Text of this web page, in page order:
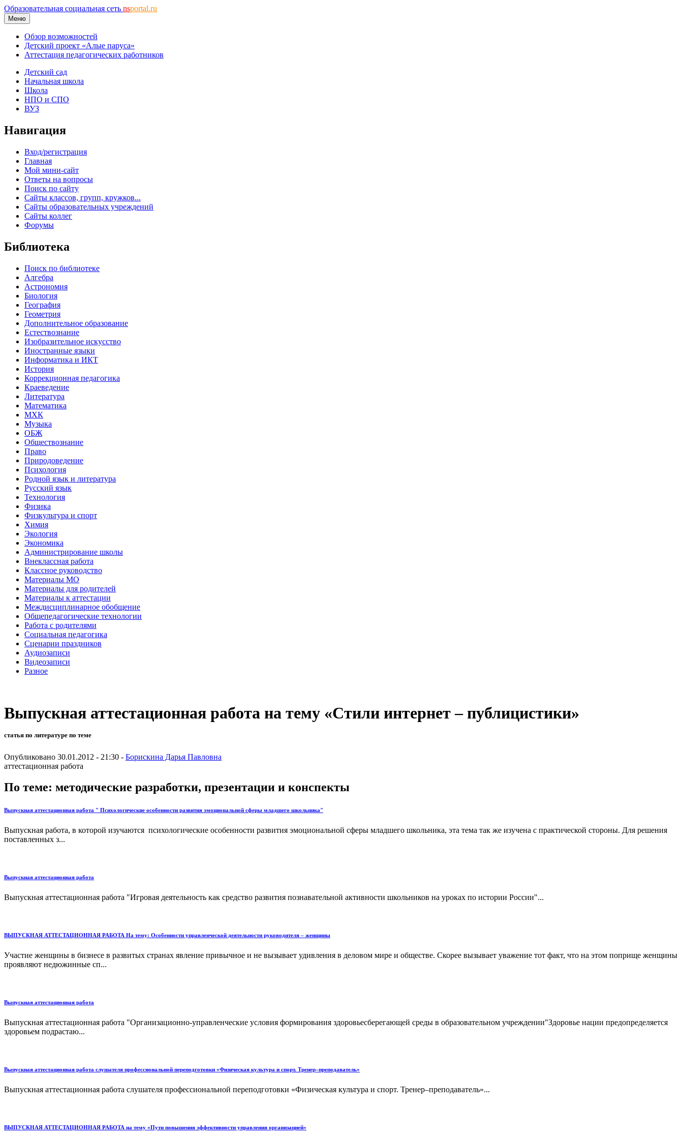
Образовательная социальная сеть nsportal.ru
Меню
Обзор возможностей
Детский проект «Алые паруса»
Аттестация педагогических работников
Детский сад
Начальная школа
Школа
НПО и СПО
ВУЗ
Навигация
Вход/регистрация
Главная
Мой мини-сайт
Ответы на вопросы
Поиск по сайту
Сайты классов, групп, кружков...
Сайты образовательных учреждений
Сайты коллег
Форумы
Библиотека
Поиск по библиотеке
Алгебра
Астрономия
Биология
География
Геометрия
Дополнительное образование
Естествознание
Изобразительное искусство
Иностранные языки
Информатика и ИКТ
История
Коррекционная педагогика
Краеведение
Литература
Математика
МХК
Музыка
ОБЖ
Обществознание
Право
Природоведение
Психология
Родной язык и литература
Русский язык
Технология
Физика
Физкультура и спорт
Химия
Экология
Экономика
Администрирование школы
Внеклассная работа
Классное руководство
Материалы МО
Материалы для родителей
Материалы к аттестации
Междисциплинарное обобщение
Общепедагогические технологии
Работа с родителями
Социальная педагогика
Сценарии праздников
Аудиозаписи
Видеозаписи
Разное
Выпускная аттестационная работа на тему «Стили интернет – публицистики»
статья по литературе по теме
Опубликовано 30.01.2012 - 21:30 - Борискина Дарья Павловна
аттестационная работа
По теме: методические разработки, презентации и конспекты
Выпускная аттестационная работа " Психологические особенности развития эмоциональной сферы младшего школьника"
Выпускная работа, в которой изучаются психологические особенности развития эмоциональной сферы младшего школьника, эта тема так же изучена с практической стороны. Для решения
поставленных з...
Выпускная аттестационная работа
Выпускная аттестационная работа "Игровая деятельность как средство развития познавательной активности школьников на уроках по истории России"...
ВЫПУСКНАЯ АТТЕСТАЦИОННАЯ РАБОТА На тему: Особенности управленческой деятельности руководителя – женщины
Участие женщины в бизнесе в развитых странах явление привычное и не вызывает удивления в деловом мире и обществе. Скорее вызывает уважение тот факт, что на этом поприще женщины
проявляют недюжинные сп...
Выпускная аттестационная работа
Выпускная аттестационная работа "Организационно-управленческие условия формирования здоровьесберегающей среды в образовательном учреждении"Здоровье нации предопределяется
здоровьем подрастаю...
Выпускная аттестационная работа слушателя профессиональной переподготовки «Физическая культура и спорт. Тренер–преподаватель»
Выпускная аттестационная работа слушателя профессиональной переподготовки «Физическая культура и спорт. Тренер–преподаватель»...
ВЫПУСКНАЯ АТТЕСТАЦИОННАЯ РАБОТА на тему «Пути повышения эффективности управления организацией»